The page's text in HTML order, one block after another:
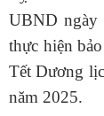
UBND ngày
thực hiện
Tết Dương
năm 2025.